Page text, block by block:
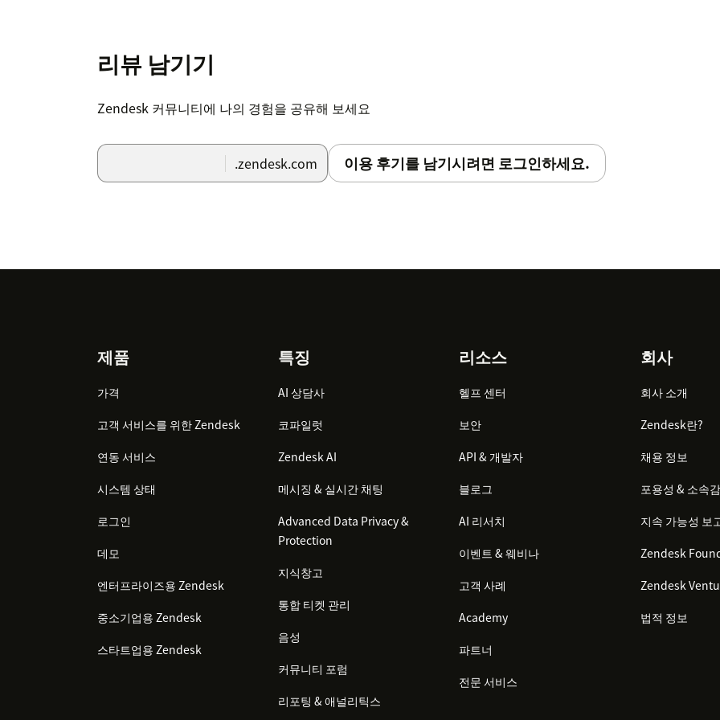
리뷰 남기기
Zendesk 커뮤니티에 나의 경험을 공유해 보세요
.zendesk.com 이용 후기를 남기시려면 로그인하세요.
제품
가격
고객 서비스를 위한 Zendesk
연동 서비스
시스템 상태
로그인
데모
엔터프라이즈용 Zendesk
중소기업용 Zendesk
스타트업용 Zendesk
특징
AI 상담사
코파일럿
Zendesk AI
메시징 & 실시간 채팅
Advanced Data Privacy &
Protection
지식창고
통합 티켓 관리
음성
커뮤니티 포럼
리포팅 & 애널리틱스
리소스
헬프 센터
보안
API & 개발자
블로그
AI 리서치
이벤트 & 웨비나
고객 사례
Academy
파트너
전문 서비스
회사
회사 소개
Zendesk란?
채용 정보
포용성 & 소속감
지속 가능성 보
Zendesk
Zendesk
법적 정보